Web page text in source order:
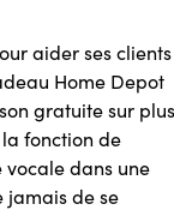
aider ses
Home Depot
gratuite sur plus
fonction de
dans une
jamais de se